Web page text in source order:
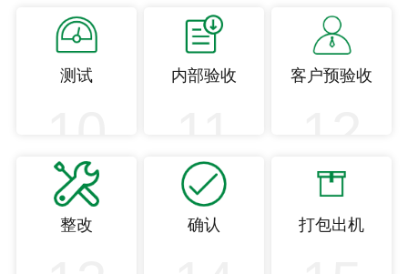
测试 内部验收 客户预验收
整改 确认 打包出机